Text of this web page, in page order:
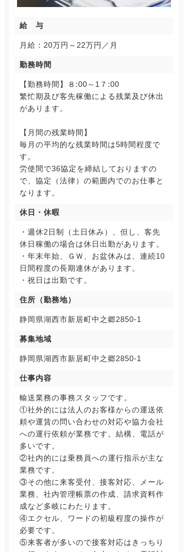
給 与
月給：20万円～22万円／月
勤務時間
【勤務時間】８:00～1７:00
繁忙期及び客先稼働による残業及び休出
があります。
【月間の残業時間】
毎月の平均的な残業時間は5時間程度で
す。
労使間で36協定を締結しておりますの
で、協定（法律）の範囲内でのお仕事と
なります。
休日・休暇
・週休2日制（土日休み）、但し、客先
休日稼働の場合は休日出勤があります。
・年末年始、ＧＷ、お盆休みは、連続10
日間程度の長期連休があります。
・祝日は出勤です。
住所（勤務地）
静岡県湖西市新居町中之郷2850-1
募集地域
静岡県湖西市新居町中之郷2850-1
仕事内容
輸送業務の事務スタッフです。
①社外的には法人のお客様からの運送依
頼や運賃の問い合わせの対応や協力会社
への運行依頼が業務です。結構、電話が
多いです。
②社内的には乗務員への運行指示が主な
業務です。
③その他に来客受付、接客対応、メール
業務、社内管理帳票の作成、請求資料作
成など多岐にわたります。
④エクセル、ワードの初級程度の操作が
必要です。
⑤来客者が多いので接客対応はきっちり